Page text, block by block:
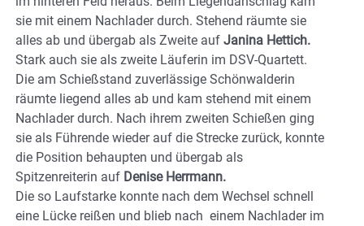
sie mit einem Nachlader durch. Stehend räumte sie
alles ab und übergab als Zweite auf Janina Hettich.
Stark auch sie als zweite Läuferin im DSV-Quartett.
Die am Schießstand zuverlässige Schönwalderin
räumte liegend alles ab und kam stehend mit einem
Nachlader durch. Nach ihrem zweiten Schießen ging
sie als Führende wieder auf die Strecke zurück, konnte
die Position behaupten und übergab als
Spitzenreiterin auf Denise Herrmann.
Die so Laufstarke konnte nach dem Wechsel schnell
eine Lücke reißen und blieb nach einem Nachlader im